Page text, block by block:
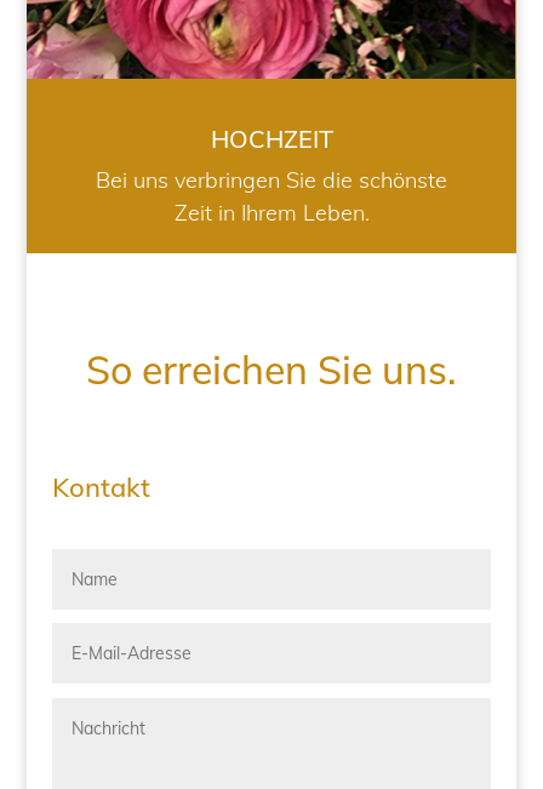
HOCHZEIT
Bei uns verbringen Sie die schönste
Zeit in Ihrem Leben.
So erreichen Sie uns.
Kontakt